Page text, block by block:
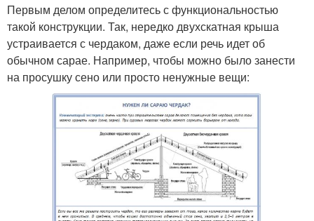
Первым делом определитесь с функциональностью
такой конструкции. Так, нередко двухскатная крыша
устраивается с чердаком, даже если речь идет об
обычном сарае. Например, чтобы можно было занести
на просушку сено или просто ненужные вещи: